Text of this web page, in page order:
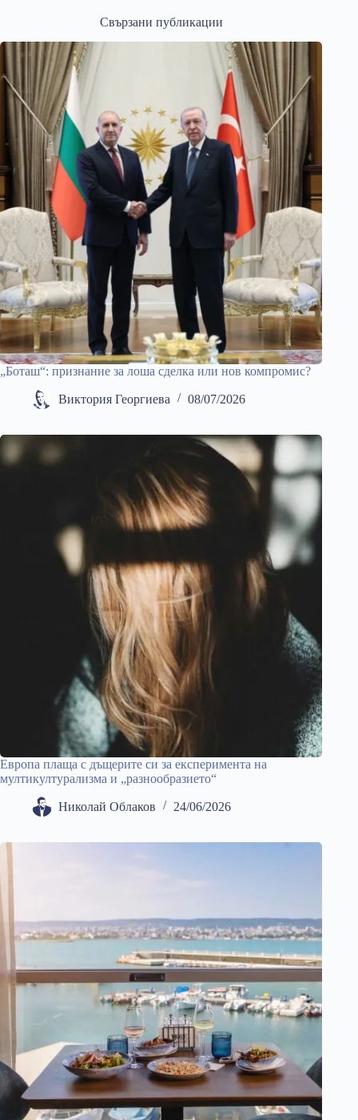
Свързани публикации
„Боташ“: признание за лоша сделка или нов компромис?
Виктория Георгиева 08/07/2026
Европа плаща с дъщерите си за експеримента на
мултикултурализма и „разнообразието“
Николай Облаков 24/06/2026